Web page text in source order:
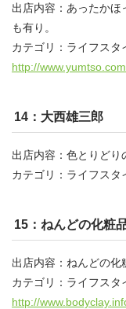
出店内容：あったかほ
も有り。
カテゴリ：ライフスタ
http://
14：大西雄三郎
出店内容：色とりどり
カテゴリ：ライフスタ
15：ねんどの化粧
出店内容：ねんどの化
カテゴリ：ライフスタ
http://